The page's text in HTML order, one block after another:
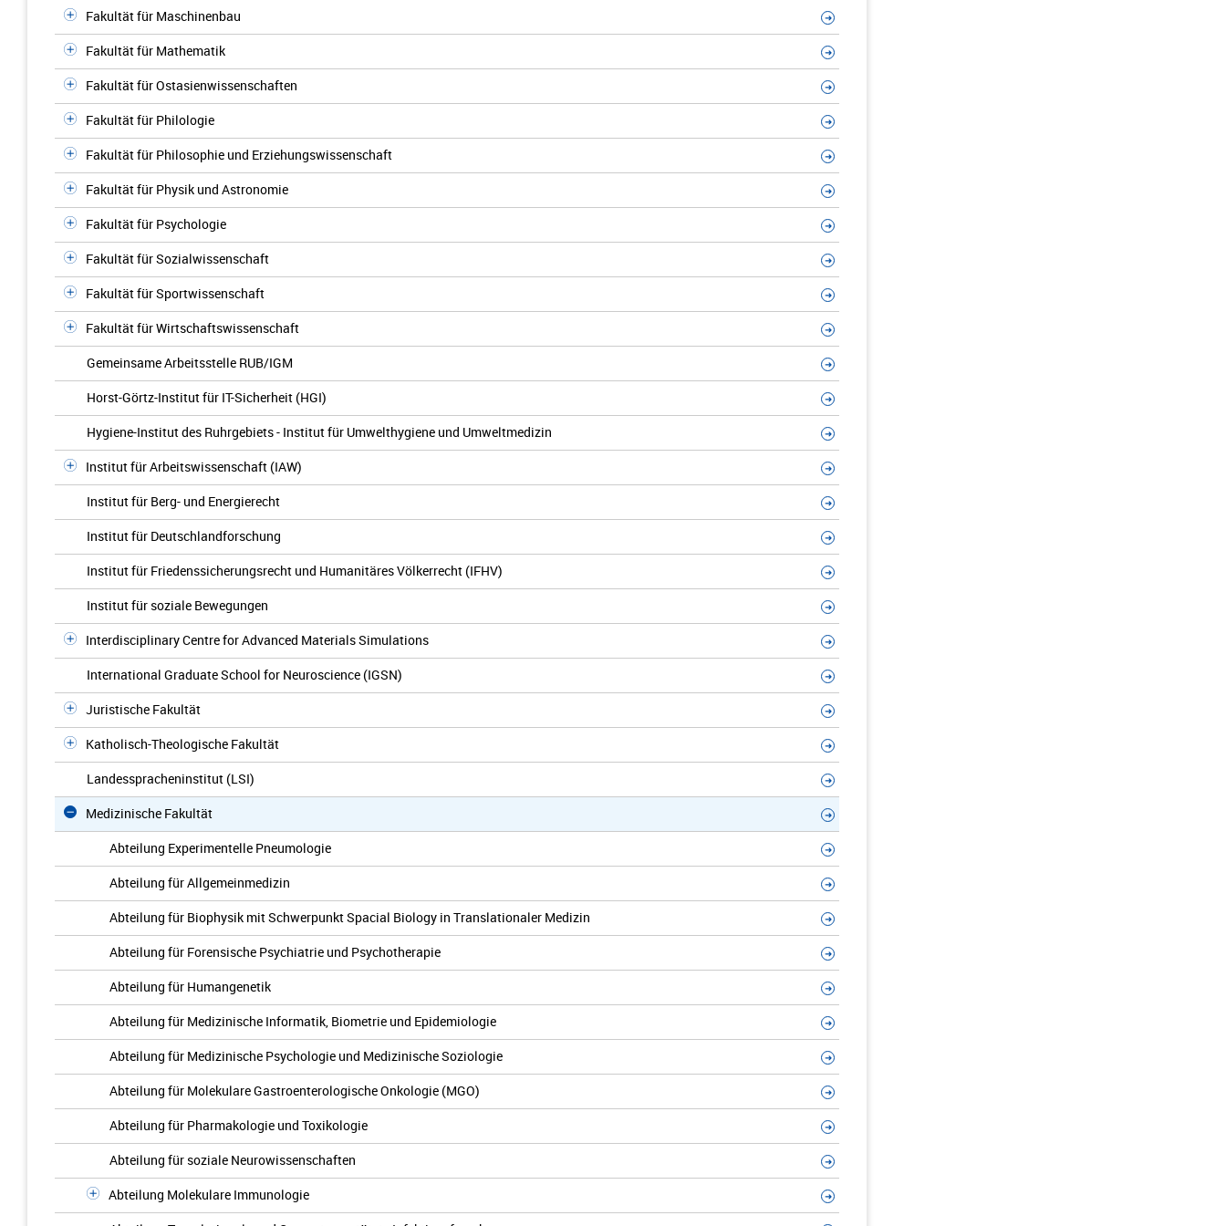
Fakultät für Maschinenbau
Fakultät für Mathematik
Fakultät für Ostasienwissenschaften
Fakultät für Philologie
Fakultät für Philosophie und Erziehungswissenschaft
Fakultät für Physik und Astronomie
Fakultät für Psychologie
Fakultät für Sozialwissenschaft
Fakultät für Sportwissenschaft
Fakultät für Wirtschaftswissenschaft
Gemeinsame Arbeitsstelle RUB/IGM
Horst-Görtz-Institut für IT-Sicherheit (HGI)
Hygiene-Institut des Ruhrgebiets - Institut für Umwelthygiene und Umweltmedizin
Institut für Arbeitswissenschaft (IAW)
Institut für Berg- und Energierecht
Institut für Deutschlandforschung
Institut für Friedenssicherungsrecht und Humanitäres Völkerrecht (IFHV)
Institut für soziale Bewegungen
Interdisciplinary Centre for Advanced Materials Simulations
International Graduate School for Neuroscience (IGSN)
Juristische Fakultät
Katholisch-Theologische Fakultät
Landesspracheninstitut (LSI)
Medizinische Fakultät
Abteilung Experimentelle Pneumologie
Abteilung für Allgemeinmedizin
Abteilung für Biophysik mit Schwerpunkt Spacial Biology in Translationaler Medizin
Abteilung für Forensische Psychiatrie und Psychotherapie
Abteilung für Humangenetik
Abteilung für Medizinische Informatik, Biometrie und Epidemiologie
Abteilung für Medizinische Psychologie und Medizinische Soziologie
Abteilung für Molekulare Gastroenterologische Onkologie (MGO)
Abteilung für Pharmakologie und Toxikologie
Abteilung für soziale Neurowissenschaften
Abteilung Molekulare Immunologie